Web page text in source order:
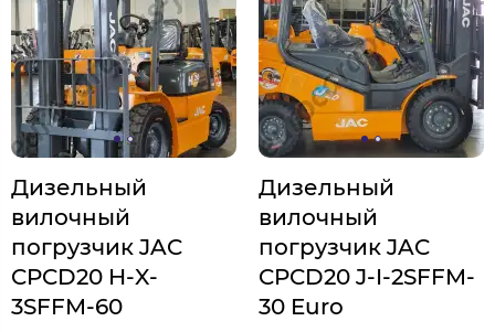
Дизельный
вилочный
погрузчик JAC
CPCD20 H-X-
3SFFM-60
Дизельный
вилочный
погрузчик JAC
CPCD20 J-I-2SFFM-
30 Euro